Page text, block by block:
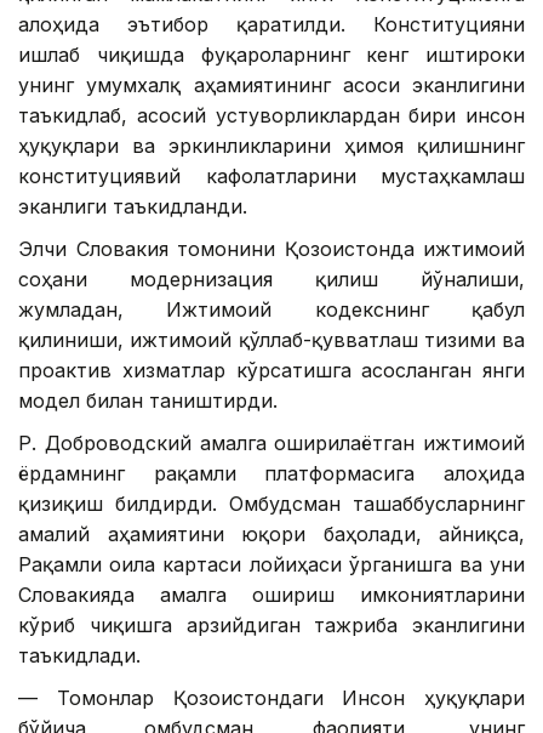
алоҳида эътибор қаратилди. Конституцияни
ишлаб чиқишда фуқароларнинг кенг иштироки
унинг умумхалқ аҳамиятининг асоси эканлигини
таъкидлаб, асосий устуворликлардан бири инсон
ҳуқуқлари ва эркинликларини ҳимоя қилишнинг
конституциявий кафолатларини мустаҳкамлаш
эканлиги таъкидланди.
Элчи Словакия томонини Қозоғистонда ижтимоий
соҳани модернизация қилиш йўналиши,
жумладан, Ижтимоий кодекснинг қабул
қилиниши, ижтимоий қўллаб-қувватлаш тизими ва
проактив хизматлар кўрсатишга асосланган янги
модел билан таништирди.
Р. Доброводский амалга оширилаётган ижтимоий
ёрдамнинг рақамли платформасига алоҳида
қизиқиш билдирди. Омбудсман ташаббусларнинг
амалий аҳамиятини юқори баҳолади, айниқса,
Рақамли оила картаси лойиҳаси ўрганишга ва уни
Словакияда амалга ошириш имкониятларини
кўриб чиқишга арзийдиган тажриба эканлигини
таъкидлади.
— Томонлар Қозоғистондаги Инсон ҳуқуқлари